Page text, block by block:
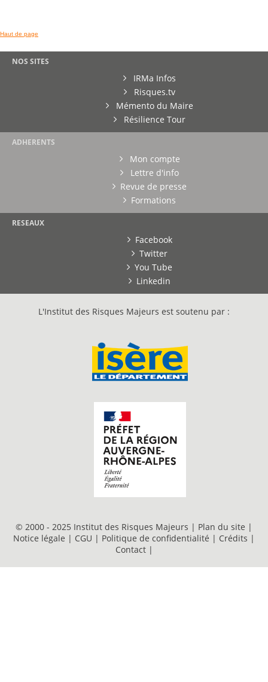
Haut de page
NOS SITES
IRMa Infos
Risques.tv
Mémento du Maire
Résilience Tour
ADHERENTS
Mon compte
Lettre d'info
Revue de presse
Formations
RESEAUX
Facebook
Twitter
You Tube
Linkedin
L'Institut des Risques Majeurs est soutenu par :
© 2000 - 2025 Institut des Risques Majeurs | Plan du site |
Notice légale | CGU | Politique de confidentialité | Crédits |
Contact |